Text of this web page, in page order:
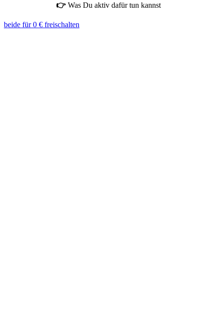
👉 Was Du aktiv dafür tun kannst
beide für 0 € freischalten